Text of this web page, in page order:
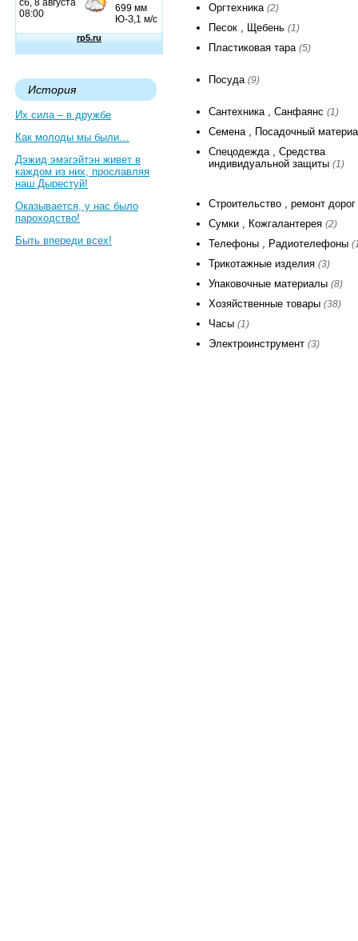
История
Их сила – в дружбе
Как молоды мы были…
Дэжид эмэгэйтэн живет в
каждом из них, прославляя
наш Дырестуй!
Оказывается, у нас было
пароходство!
Быть впереди всех!
Оргтехника (2)
Песок , Щебень (1)
Пластиковая тара (5)
Посуда (9)
Сантехника , Санфаянс (1)
Семена , Посадочный
Спецодежда , Средства
индивидуальной защиты (1)
Строительство , ремонт дорог
Сумки , Кожгалантерея (2)
Телефоны , Радиотелефоны
Трикотажные изделия (3)
Упаковочные материалы (8)
Хозяйственные товары (38)
Часы (1)
Электроинструмент (3)